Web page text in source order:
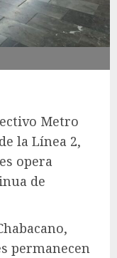
Metro
la Línea 2,
opera
de
permanecen